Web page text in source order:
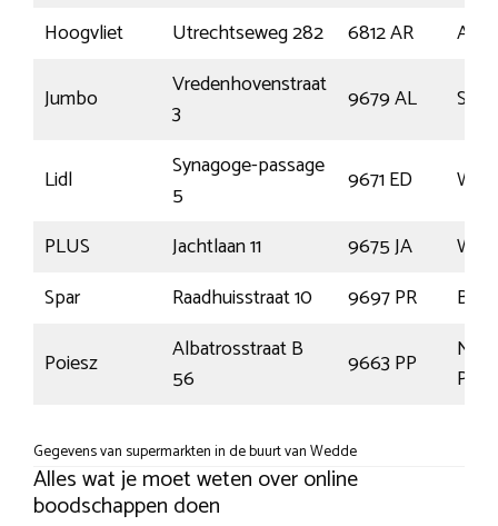
Hoogvliet
Utrechtseweg 282 6812 AR
Jumbo
Vredenhovenstraat
3
9679 AL
Lidl
Synagoge-passage
5
9671 ED
PLUS
Jachtlaan 11 9675 JA
Spar
Raadhuisstraat 10 9697 PR
Poiesz
Albatrosstraat B
56
9663 PP
Gegevens van supermarkten in de buurt van Wedde
Alles wat je moet weten over online
boodschappen doen